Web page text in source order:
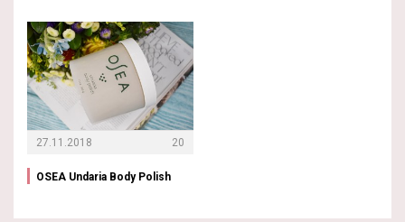
27.11.2018 20
OSEA Undaria Body Polish